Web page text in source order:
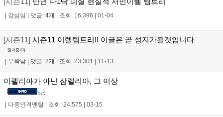
| 강심심 | 댓글: 4개 | 조회: 16,396 | 01-04
[시즌11] 시즌11 이렐템트리!! 이글은 곧 성지가될것입니다
평가중 (1)
부왁남 댓글: 2개 조회: 23,301 11-13
이렐리아가 아닌 삼렐리아, 그 이상
5 / 5
다중인격멘탈 조회: 24,575 03-15